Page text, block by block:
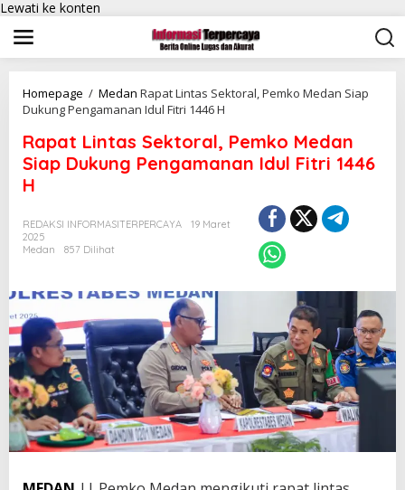
Lewati ke konten
Homepage / Medan Rapat Lintas Sektoral, Pemko Medan Siap
Dukung Pengamanan Idul Fitri 1446 H
Rapat Lintas Sektoral, Pemko Medan
Siap Dukung Pengamanan Idul Fitri 1446
H
REDAKSI INFORMASITERPERCAYA
19 Maret
2025
Medan
857 Dilihat